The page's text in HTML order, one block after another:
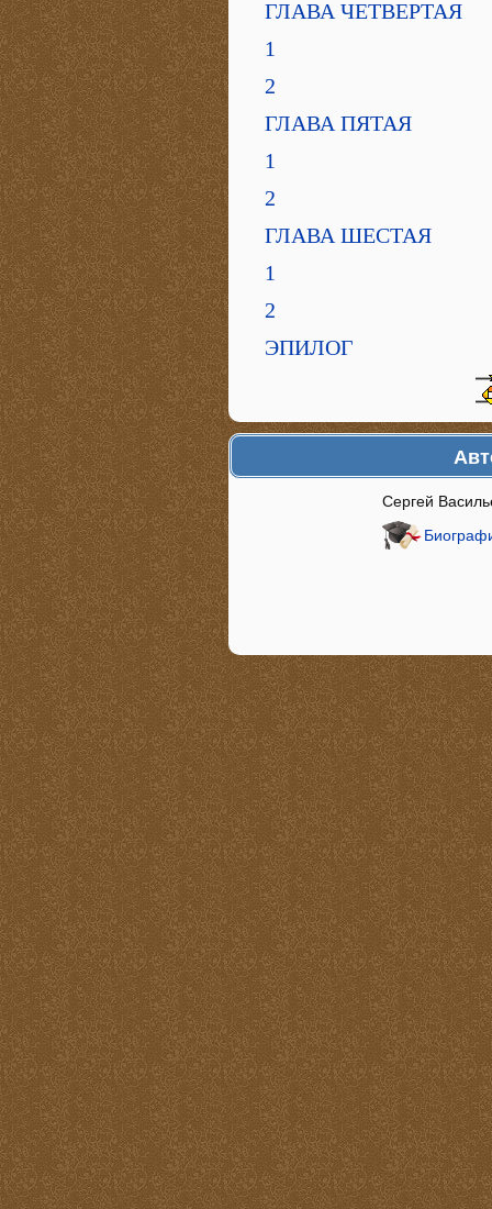
ГЛАВА ЧЕТВЕРТАЯ
1
2
ГЛАВА ПЯТАЯ
1
2
ГЛАВА ШЕСТАЯ
1
2
ЭПИЛОГ
Сергей